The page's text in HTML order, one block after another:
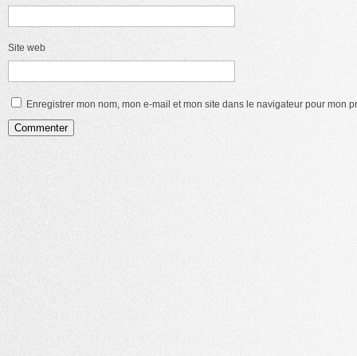
Site web
Enregistrer mon nom, mon e-mail et mon site dans le navigateur pour mon